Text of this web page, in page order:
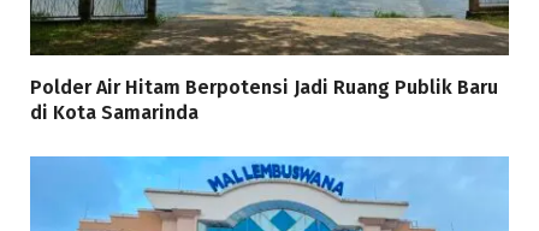
Polder Air Hitam Berpotensi Jadi Ruang Publik Baru
di Kota Samarinda